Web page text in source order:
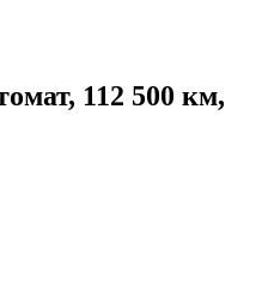
112 500 км,